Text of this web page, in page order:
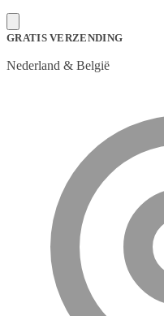
GRATIS VERZENDING
Nederland & België